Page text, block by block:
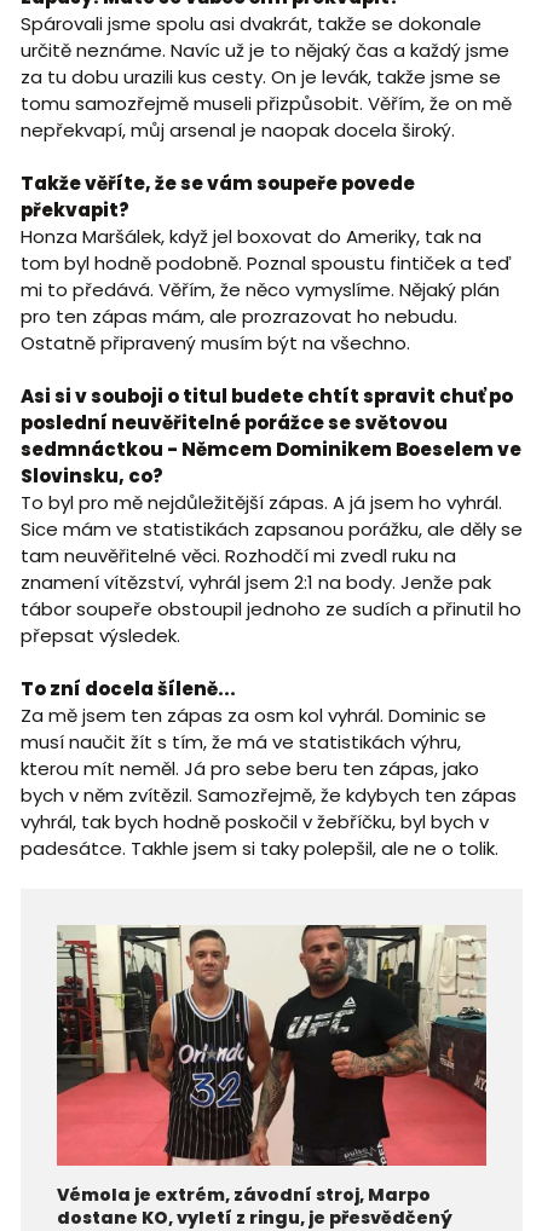
Spárovali jsme spolu asi dvakrát, takže se dokonale
určitě neznáme. Navíc už je to nějaký čas a každý jsme
za tu dobu urazili kus cesty. On je levák, takže jsme se
tomu samozřejmě museli přizpůsobit. Věřím, že on mě
nepřekvapí, můj arsenal je naopak docela široký.
Takže věříte, že se vám soupeře povede
překvapit?
Honza Maršálek, když jel boxovat do Ameriky, tak na
tom byl hodně podobně. Poznal spoustu fintiček a teď
mi to předává. Věřím, že něco vymyslíme. Nějaký plán
pro ten zápas mám, ale prozrazovat ho nebudu.
Ostatně připravený musím být na všechno.
Asi si v souboji o titul budete chtít spravit chuť po
poslední neuvěřitelné porážce se světovou
sedmnáctkou - Němcem Dominikem Boeselem ve
Slovinsku, co?
To byl pro mě nejdůležitější zápas. A já jsem ho vyhrál.
Sice mám ve statistikách zapsanou porážku, ale děly se
tam neuvěřitelné věci. Rozhodčí mi zvedl ruku na
znamení vítězství, vyhrál jsem 2:1 na body. Jenže pak
tábor soupeře obstoupil jednoho ze sudích a přinutil ho
přepsat výsledek.
To zní docela šíleně...
Za mě jsem ten zápas za osm kol vyhrál. Dominic se
musí naučit žít s tím, že má ve statistikách výhru,
kterou mít neměl. Já pro sebe beru ten zápas, jako
bych v něm zvítězil. Samozřejmě, že kdybych ten zápas
vyhrál, tak bych hodně poskočil v žebříčku, byl bych v
padesátce. Takhle jsem si taky polepšil, ale ne o tolik.
Vémola je extrém, závodní stroj, Marpo
dostane KO, vyletí z ringu, je přesvědčený